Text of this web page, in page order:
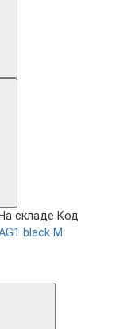
На складе Код
black M